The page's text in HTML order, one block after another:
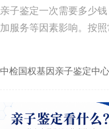
亲子鉴定一次需要多少
加服务等因素影响。按
中检国权基因亲子鉴定中心